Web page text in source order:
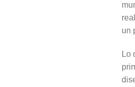
un
Lo